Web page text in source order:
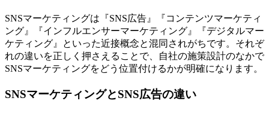
SNSマーケティングは『SNS広告』『コンテンツマーケティ
ング』『インフルエンサーマーケティング』『デジタルマー
ケティング』といった近接概念と混同されがちです。それぞ
れの違いを正しく押さえることで、自社の施策設計のなかで
SNSマーケティングをどう位置付けるかが明確になります。
SNSマーケティングとSNS広告の違い